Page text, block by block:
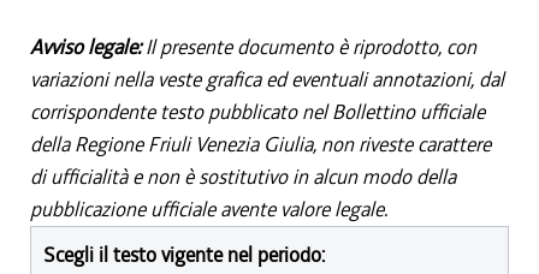
Avviso legale:Il presente documento è riprodotto, con
variazioni nella veste grafica ed eventuali annotazioni, dal
corrispondente testo pubblicato nel Bollettino ufficiale
della Regione Friuli Venezia Giulia, non riveste carattere
di ufficialità e non è sostitutivo in alcun modo della
pubblicazione ufficiale avente valore legale.
Scegli il testo vigente nel periodo: